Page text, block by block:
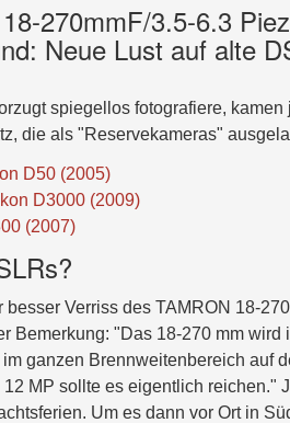
270mmF/3.5-6.3
Neue Lust auf alte
spiegellos fotografiere,
die als "Reservekameras"
D50 (2005)
D3000 (2009)
(2007)
besser Verriss des TAMRON 18-
Bemerkung: "Das 18-270 mm
ganzen Brennweitenbereich auf
12 MP sollte es eigentlich reichen."
Um es dann vor Ort in